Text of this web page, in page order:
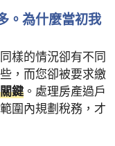
。為什麼當初我
樣的情況卻有不同
，而您卻被要求繳
鍵 。處理房產過戶
圍內規劃稅務，才